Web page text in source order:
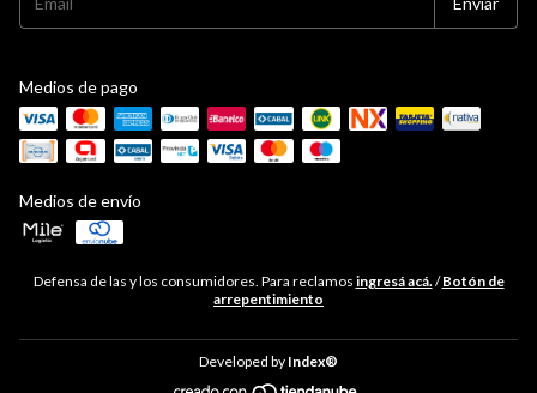
Medios de pago
Medios de envío
Defensa de las y los consumidores. Para reclamos ingresá acá./ Botón de
arrepentimiento
Developed by Index®